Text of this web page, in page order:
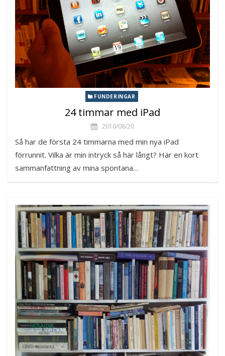
FUNDERINGAR
24 timmar med iPad
2010/08/20
Så har de första 24 timmarna med min nya iPad
förrunnit. Vilka är min intryck så här långt? Här en kort
sammanfattning av mina spontana…